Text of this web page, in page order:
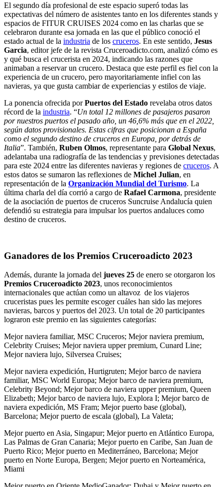
El segundo día profesional de este espacio superó todas las
expectativas del número de asistentes tanto en los diferentes stands y
espacios de FITUR CRUISES 2024 como en las charlas que se
celebraron durante esa jornada en las que el público conoció el
estado actual de la industria de los cruceros. En este sentido, Jesus
Garcia, editor jefe de la revista Cruceroadicto.com, analizó cómo es
y qué busca el crucerista en 2024, indicando las razones que
animaban a reservar un crucero. Destaca que este perfil es fiel con la
experiencia de un crucero, pero mayoritariamente infiel con las
navieras, ya que gusta cambiar de experiencias y estilos de viaje.
La ponencia ofrecida porPuertos del Estado revelaba otros datos
récord de la industria. “Un total 12 millones de pasajeros pasaron
por nuestros puertos el pasado año, un 46,6% más que en el 2022,
según datos provisionales. Estas cifras que posicionan a España
como el segundo destino de cruceros en Europa, por detrás de
Italia”. También, Ruben Olmos, representante para Global Nexus,
adelantaba una radiografía de las tendencias y previsiones detectadas
para este 2024 entre las diferentes navieras y regiones de cruceros. A
estos datos se sumaron las reflexiones de Michel Julian, en
representación de la Organización Mundial del Turismo. La
última charla del día corrió a cargo de Rafael Carmona, presidente
de la asociación de puertos de cruceros Suncruise Andalucía quien
defendió su estrategia para impulsar los puertos andaluces como
destino de cruceros.
Ganadores de los Premios Cruceroadicto 2023
Además, durante la jornada del jueves 25 de enero se otorgaron los
Premios Cruceroadicto 2023, unos reconocimientos
internacionales que actúan como un altavoz de los viajeros
cruceristas pues les permite escoger cuáles han sido las mejores
navieras, barcos y puertos del 2023. Un total de 20 participantes
lograron este premio en las siguientes categorías:
Mejor naviera familiar, MSC Cruceros; Mejor naviera premium,
Celebrity Cruises; Mejor naviera upper premium, Cunard Line;
Mejor naviera lujo, Silversea Cruises;
Mejor naviera expedición, Hurtigruten; Mejor barco de naviera
familiar, MSC World Europa; Mejor barco de naviera premium,
Celebrity Beyond; Mejor barco de naviera upper premium, Queen
Elizabeth; Mejor barco de naviera lujo, Explora I; Mejor barco de
naviera expedición, MS Fram; Mejor puerto base (global),
Barcelona; Mejor puerto de escala (global), La Valeta;
Mejor puerto en Asia, Singapur; Mejor puerto en Atlántico Europa,
Las Palmas de Gran Canaria; Mejor puerto en Caribe, San Juan de
Puerto Rico; Mejor puerto en Mediterráneo, Barcelona; Mejor
puerto en Norte Europa, Bergen; Mejor puerto en Norteamérica,
Miami